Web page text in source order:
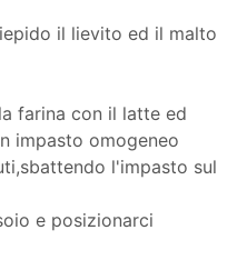
il lievito ed il malto
farina con il latte ed
impasto omogeneo
l'impasto sul
e posizionarci